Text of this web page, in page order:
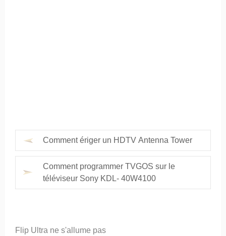
Comment ériger un HDTV Antenna Tower
Comment programmer TVGOS sur le
téléviseur Sony KDL- 40W4100
Flip Ultra ne s'allume pas